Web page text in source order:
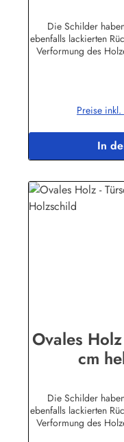
Die Schilder
ebenfalls lackierten
Verformung des
Massivholz gefertigt,
ebenfalls in
einem Schutzlack
auf unserem
Geringfügige
Preise
In
Ovales
cm
Die Schilder
ebenfalls lackierten
Verformung des